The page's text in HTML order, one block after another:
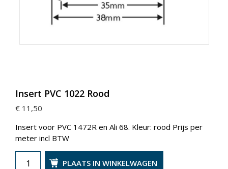
Insert PVC 1022 Rood
€ 11,50
Insert voor PVC 1472R en Ali 68. Kleur: rood Prijs per
meter incl BTW
PLAATS IN WINKELWAGEN